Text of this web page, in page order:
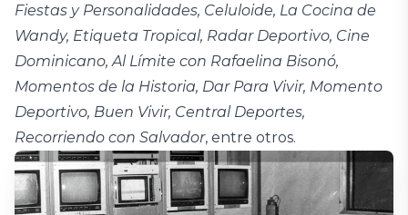
Fiestas y Personalidades, Celuloide, La Cocina de
Wandy, Etiqueta Tropical, Radar Deportivo, Cine
Dominicano, Al Límite con Rafaelina Bisonó,
Momentos de la Historia, Dar Para Vivir, Momento
Deportivo, Buen Vivir, Central Deportes,
Recorriendo con Salvador, entre otros.